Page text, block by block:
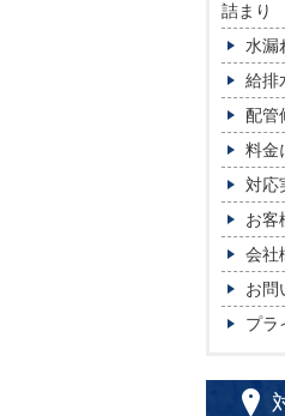
詰まり
水漏
給排
配管
料金
対応
お客
会社
お問
プラ